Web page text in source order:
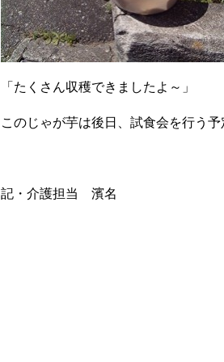
「たくさん収穫できましたよ～」
このじゃが芋は後日、試食会を行う
記・介護担当 濱名